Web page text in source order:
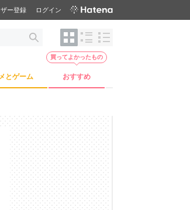
ザー登録 ログイン
とゲーム おすすめ
買ってよかったもの